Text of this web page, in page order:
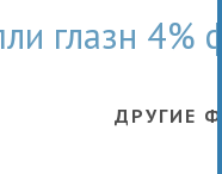
глазн
ДРУГИЕ